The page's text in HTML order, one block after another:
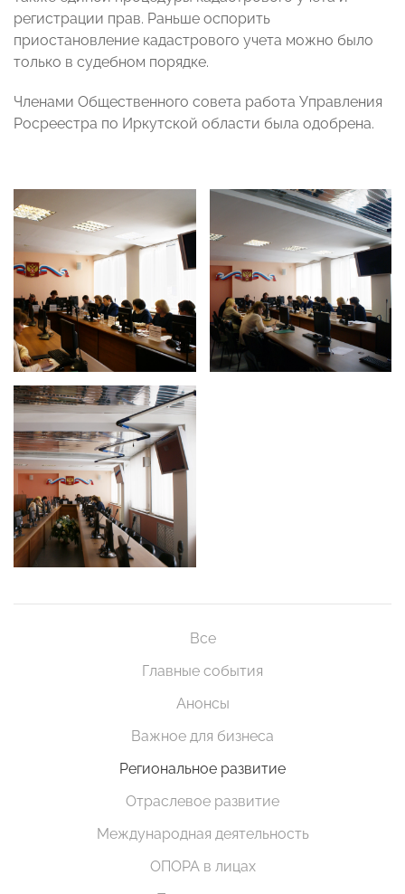
регистрации прав. Раньше оспорить
приостановление кадастрового учета можно было
только в судебном порядке.
Членами Общественного совета работа Управления
Росреестра по Иркутской области была одобрена.
Все
Главные события
Анонсы
Важное для бизнеса
Региональное развитие
Отраслевое развитие
Международная деятельность
ОПОРА в лицах